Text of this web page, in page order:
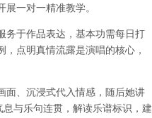
一对一精准教学。
务于作品表达，基本功需每日打
点明真情流露是演唱的核心，
面、沉浸式代入情感，随后她讲
与乐句连贯，解读乐谱标识，建